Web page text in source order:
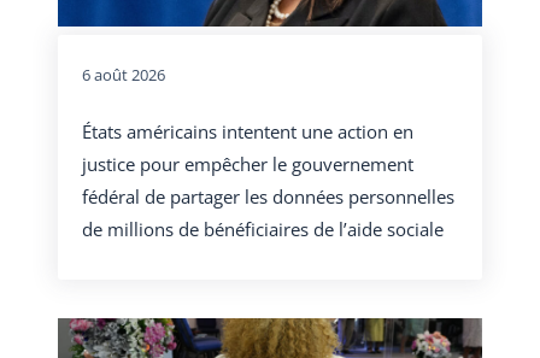
6 août 2026
États américains intentent une action en
justice pour empêcher le gouvernement
fédéral de partager les données personnelles
de millions de bénéficiaires de l’aide sociale